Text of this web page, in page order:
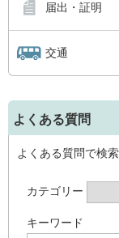
届出・証明
交通
よくある質問
よくある質問で検
カテゴリー
キーワード